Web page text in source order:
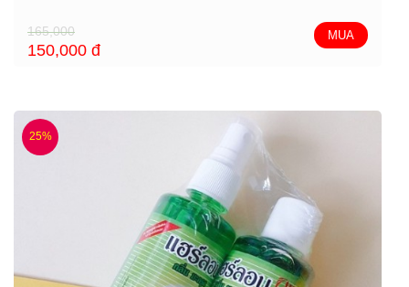
165,000
150,000 đ
MUA
25%